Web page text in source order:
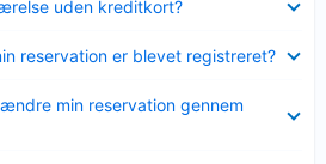
uden kreditkort?
reservation er blevet registreret?
min reservation gennem